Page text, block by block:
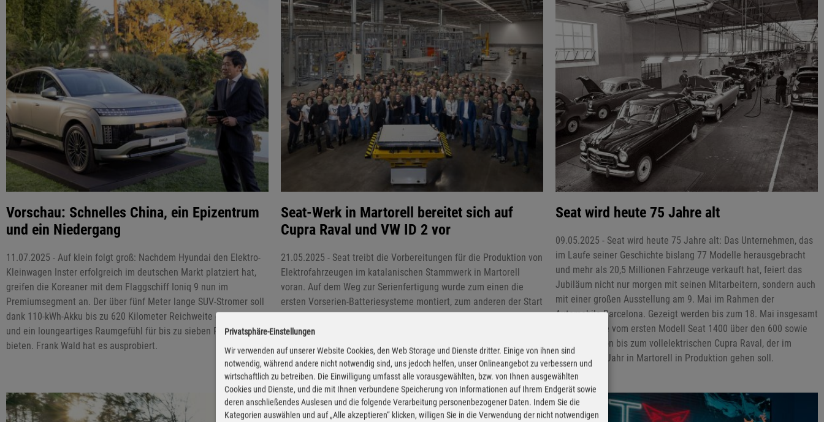
Vorschau: Schnelles China, ein Epizentrum
und ein Niedergang
11.07.2025 - Auf klein folgt groß: Nachdem Hyundai den Elektro-
Kleinwagen Inster erfolgreich im deutschen Markt platziert hat,
greifen die Koreaner mit dem Flaggschiff Ioniq 9 nun im
Premiumsegment an. Der über fünf Meter lange SUV-Stromer soll
dank 110-kWh-Akku bis zu 620 Kilometer Reichweite ermöglichen
und ein loungeartiges Raumgefühl für bis zu sieben Personen
bieten. Frank Wald hat es ausprobiert.
Seat-Werk in Martorell bereitet sich auf
Cupra Raval und VW ID 2 vor
21.05.2025 - Seat treibt die Vorbereitungen für die Produktion von
Elektrofahrzeugen im katalanischen Stammwerk in Martorell
voran. Auf dem Weg zur Serienfertigung wurde zum einen die
ersten Vorserien-Batteriesysteme montiert, zum anderen der Start
der Vorserienproduktion erster Karosserieteile auf der neuen PXL-
Presse installiert. Die Bauteile sind für zwei Elektromodelle
bestimmt, die ab 2026 in Martorell vom Band laufen sollen –
zunächst für den Cupra Raval, gefolgt vom Volkswagen ID 2.
Seat wird heute 75 Jahre alt
09.05.2025 - Seat wird heute 75 Jahre alt: Das Unternehmen, das
im Laufe seiner Geschichte bislang 77 Modelle herausgebracht
und mehr als 20,5 Millionen Fahrzeuge verkauft hat, feiert das
Jubiläum nicht nur morgen mit seinen Mitarbeitern, sondern auch
mit einer großen Ausstellung am 9. Mai im Rahmen der
Automobile Barcelona. Gezeigt werden bis zum 18. Mai insgesamt
75 Fahrzeuge vom ersten Modell Seat 1400 über den 600 sowie
Ibiza und Leon bis zum vollelektrischen Cupra Raval, der im
kommenden Jahr in Martorell in Produktion gehen soll.
Privatsphäre-Einstellungen
Wir verwenden auf unserer Website Cookies, den Web Storage und Dienste dritter. Einige von ihnen sind
notwendig, während andere nicht notwendig sind, uns jedoch helfen, unser Onlineangebot zu verbessern und
wirtschaftlich zu betreiben. Die Einwilligung umfasst alle vorausgewählten, bzw. von Ihnen ausgewählten
Cookies und Dienste, und die mit Ihnen verbundene Speicherung von Informationen auf Ihrem Endgerät sowie
deren anschließendes Auslesen und die folgende Verarbeitung personenbezogener Daten. Indem Sie die
Kategorien auswählen und auf „Alle akzeptieren“ klicken, willigen Sie in die Verwendung der nicht notwendigen